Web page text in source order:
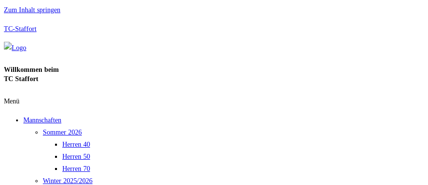
Zum Inhalt springen
TC-Staffort
Willkommen beim
TC Staffort
Menü
Mannschaften
Sommer 2026
Herren 40
Herren 50
Herren 70
Winter 2025/2026